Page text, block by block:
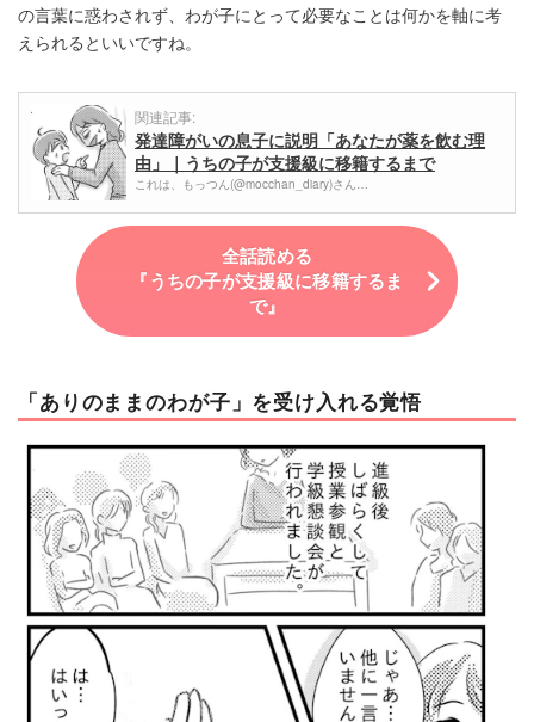
の言葉に惑わされず、わが子にとって必要なことは何かを軸に考
えられるといいですね。
関連記事:
発達障がいの息子に説明「あなたが薬を飲む理
由」｜うちの子が支援級に移籍するまで
これは、もっつん(@mocchan_diary)さん…
全話読める
『うちの子が支援級に移籍するま
で』
「ありのままのわが子」を受け入れる覚悟